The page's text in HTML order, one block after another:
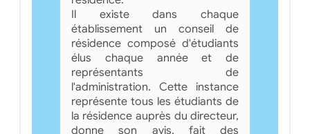
Il existe dans chaque
établissement un conseil de
résidence composé d'étudiants
élus chaque année et de
représentants de
l'administration. Cette instance
représente tous les étudiants de
la résidence auprès du directeur,
donne son avis, fait des